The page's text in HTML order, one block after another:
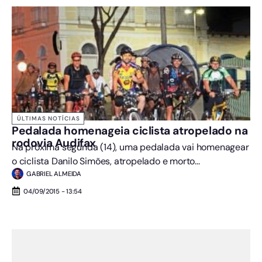
ÚLTIMAS NOTÍCIAS
Pedalada homenageia ciclista atropelado na
rodovia Audifax
Na próxima segunda (14), uma pedalada vai homenagear
o ciclista Danilo Simões, atropelado e morto...
GABRIEL ALMEIDA
04/09/2015 - 13:54